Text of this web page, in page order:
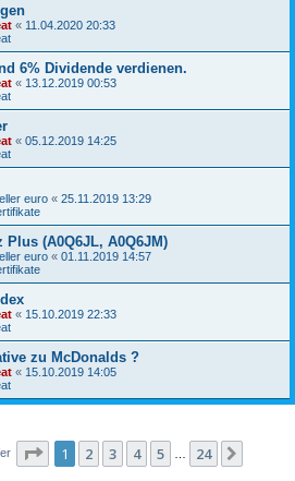
« 11.04.2020 20:33
6% Dividende verdienen.
« 13.12.2019 00:53
« 05.12.2019 14:25
euro « 25.11.2019 13:29
(A0Q6JL, A0Q6JM)
euro « 01.11.2019 14:57
« 15.10.2019 22:33
zu McDonalds ?
« 15.10.2019 14:05
Seite 1von 24
1 2 3 4 5 24